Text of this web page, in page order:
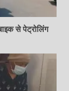
से पेट्रोलिंग